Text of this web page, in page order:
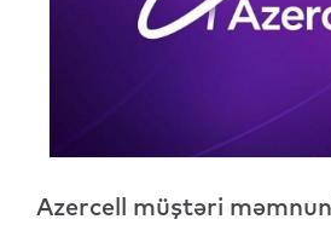
Azercell müştəri